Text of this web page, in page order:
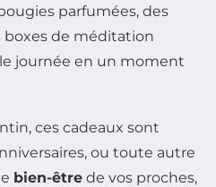
parfumées, des
boxes de méditation
journée en un moment
ces cadeaux sont
ou toute autre
bien-être de vos proches,